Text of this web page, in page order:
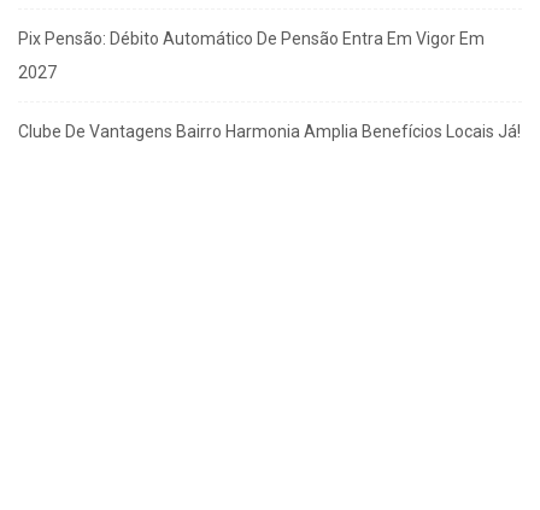
Pix Pensão: Débito Automático De Pensão Entra Em Vigor Em
2027
Clube De Vantagens Bairro Harmonia Amplia Benefícios Locais Já!